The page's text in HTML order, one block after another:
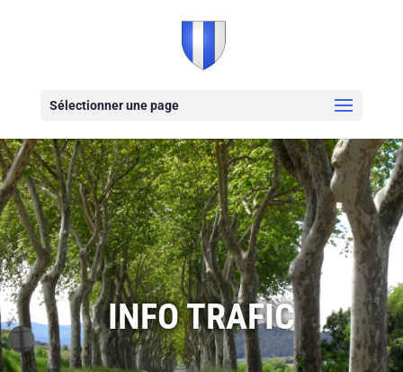
Sélectionner une page
INFO TRAFIC